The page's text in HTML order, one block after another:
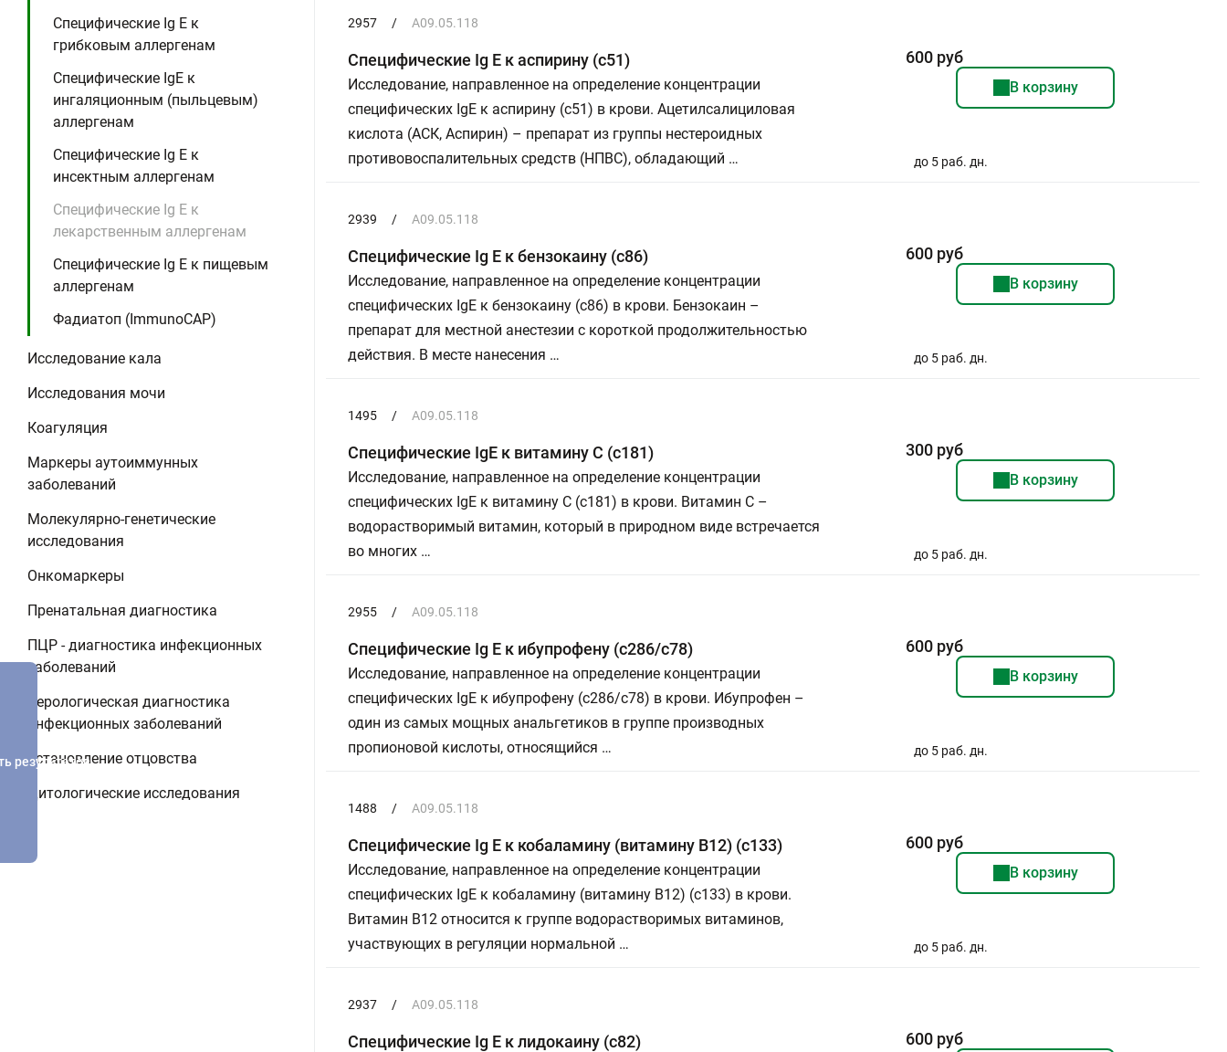
Специфические Ig E к
грибковым аллергенам
Специфические IgE к
ингаляционным (пыльцевым)
аллергенам
Специфические Ig E к
инсектным аллергенам
Специфические Ig E к
лекарственным аллергенам
Специфические Ig E к пищевым
аллергенам
Фадиатоп (ImmunoCAP)
Исследование кала
Исследования мочи
Коагуляция
Маркеры аутоиммунных
заболеваний
Молекулярно-генетические
исследования
Онкомаркеры
Пренатальная диагностика
ПЦР - диагностика инфекционных
заболеваний
Серологическая диагностика
инфекционных заболеваний
Установление отцовства
Цитологические исследования
2957 / A09.05.118
Специфические Ig E к аспирину (с51)
Исследование, направленное на определение концентрации
специфических IgE к аспирину (с51) в крови. Ацетилсалициловая
кислота (АСК, Аспирин) – препарат из группы нестероидных
противовоспалительных средств (НПВС), обладающий …
600 руб
В корзину
до 5 раб. дн.
2939 / A09.05.118
Специфические Ig E к бензокаину (c86)
Исследование, направленное на определение концентрации
специфических IgE к бензокаину (с86) в крови. Бензокаин –
препарат для местной анестезии с короткой продолжительностью
действия. В месте нанесения …
600 руб
В корзину
до 5 раб. дн.
1495 / A09.05.118
Специфические IgE к витамину С (c181)
Исследование, направленное на определение концентрации
специфических IgE к витамину С (c181) в крови. Витамин С –
водорастворимый витамин, который в природном виде встречается
во многих …
300 руб
В корзину
до 5 раб. дн.
2955 / A09.05.118
Специфические Ig E к ибупрофену (с286/c78)
Исследование, направленное на определение концентрации
специфических IgE к ибупрофену (с286/с78) в крови. Ибупрофен –
один из самых мощных анальгетиков в группе производных
пропионовой кислоты, относящийся …
600 руб
В корзину
до 5 раб. дн.
1488 / A09.05.118
Специфические Ig E к кобаламину (витамину В12) (c133)
Исследование, направленное на определение концентрации
специфических IgE к кобаламину (витамину В12) (с133) в крови.
Витамин В12 относится к группе водорастворимых витаминов,
участвующих в регуляции нормальной …
600 руб
В корзину
до 5 раб. дн.
2937 / A09.05.118
Специфические Ig E к лидокаину (c82) 600 руб
результатов